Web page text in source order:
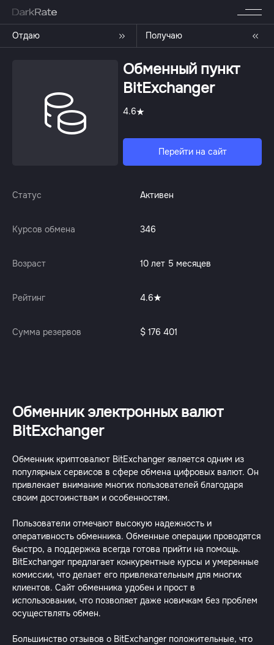
Отдаю Получаю
Обменный пункт
BitExchanger
4.6
Перейти на сайт
Статус Активен
Курсов обмена 346
Возраст 10 лет 5 месяцев
Рейтинг 4.6
Сумма резервов $ 176 401
Обменник электронных валют
BitExchanger
Обменник криптовалют BitExchanger является одним из
популярных сервисов в сфере обмена цифровых валют. Он
привлекает внимание многих пользователей благодаря
своим достоинствам и особенностям.
Пользователи отмечают высокую надежность и
оперативность обменника. Обменные операции проводятся
быстро, а поддержка всегда готова прийти на помощь.
BitExchanger предлагает конкурентные курсы и умеренные
комиссии, что делает его привлекательным для многих
клиентов. Сайт обменника удобен и прост в
использовании, что позволяет даже новичкам без проблем
осуществлять обмен.
Большинство отзывов о BitExchanger положительные, что